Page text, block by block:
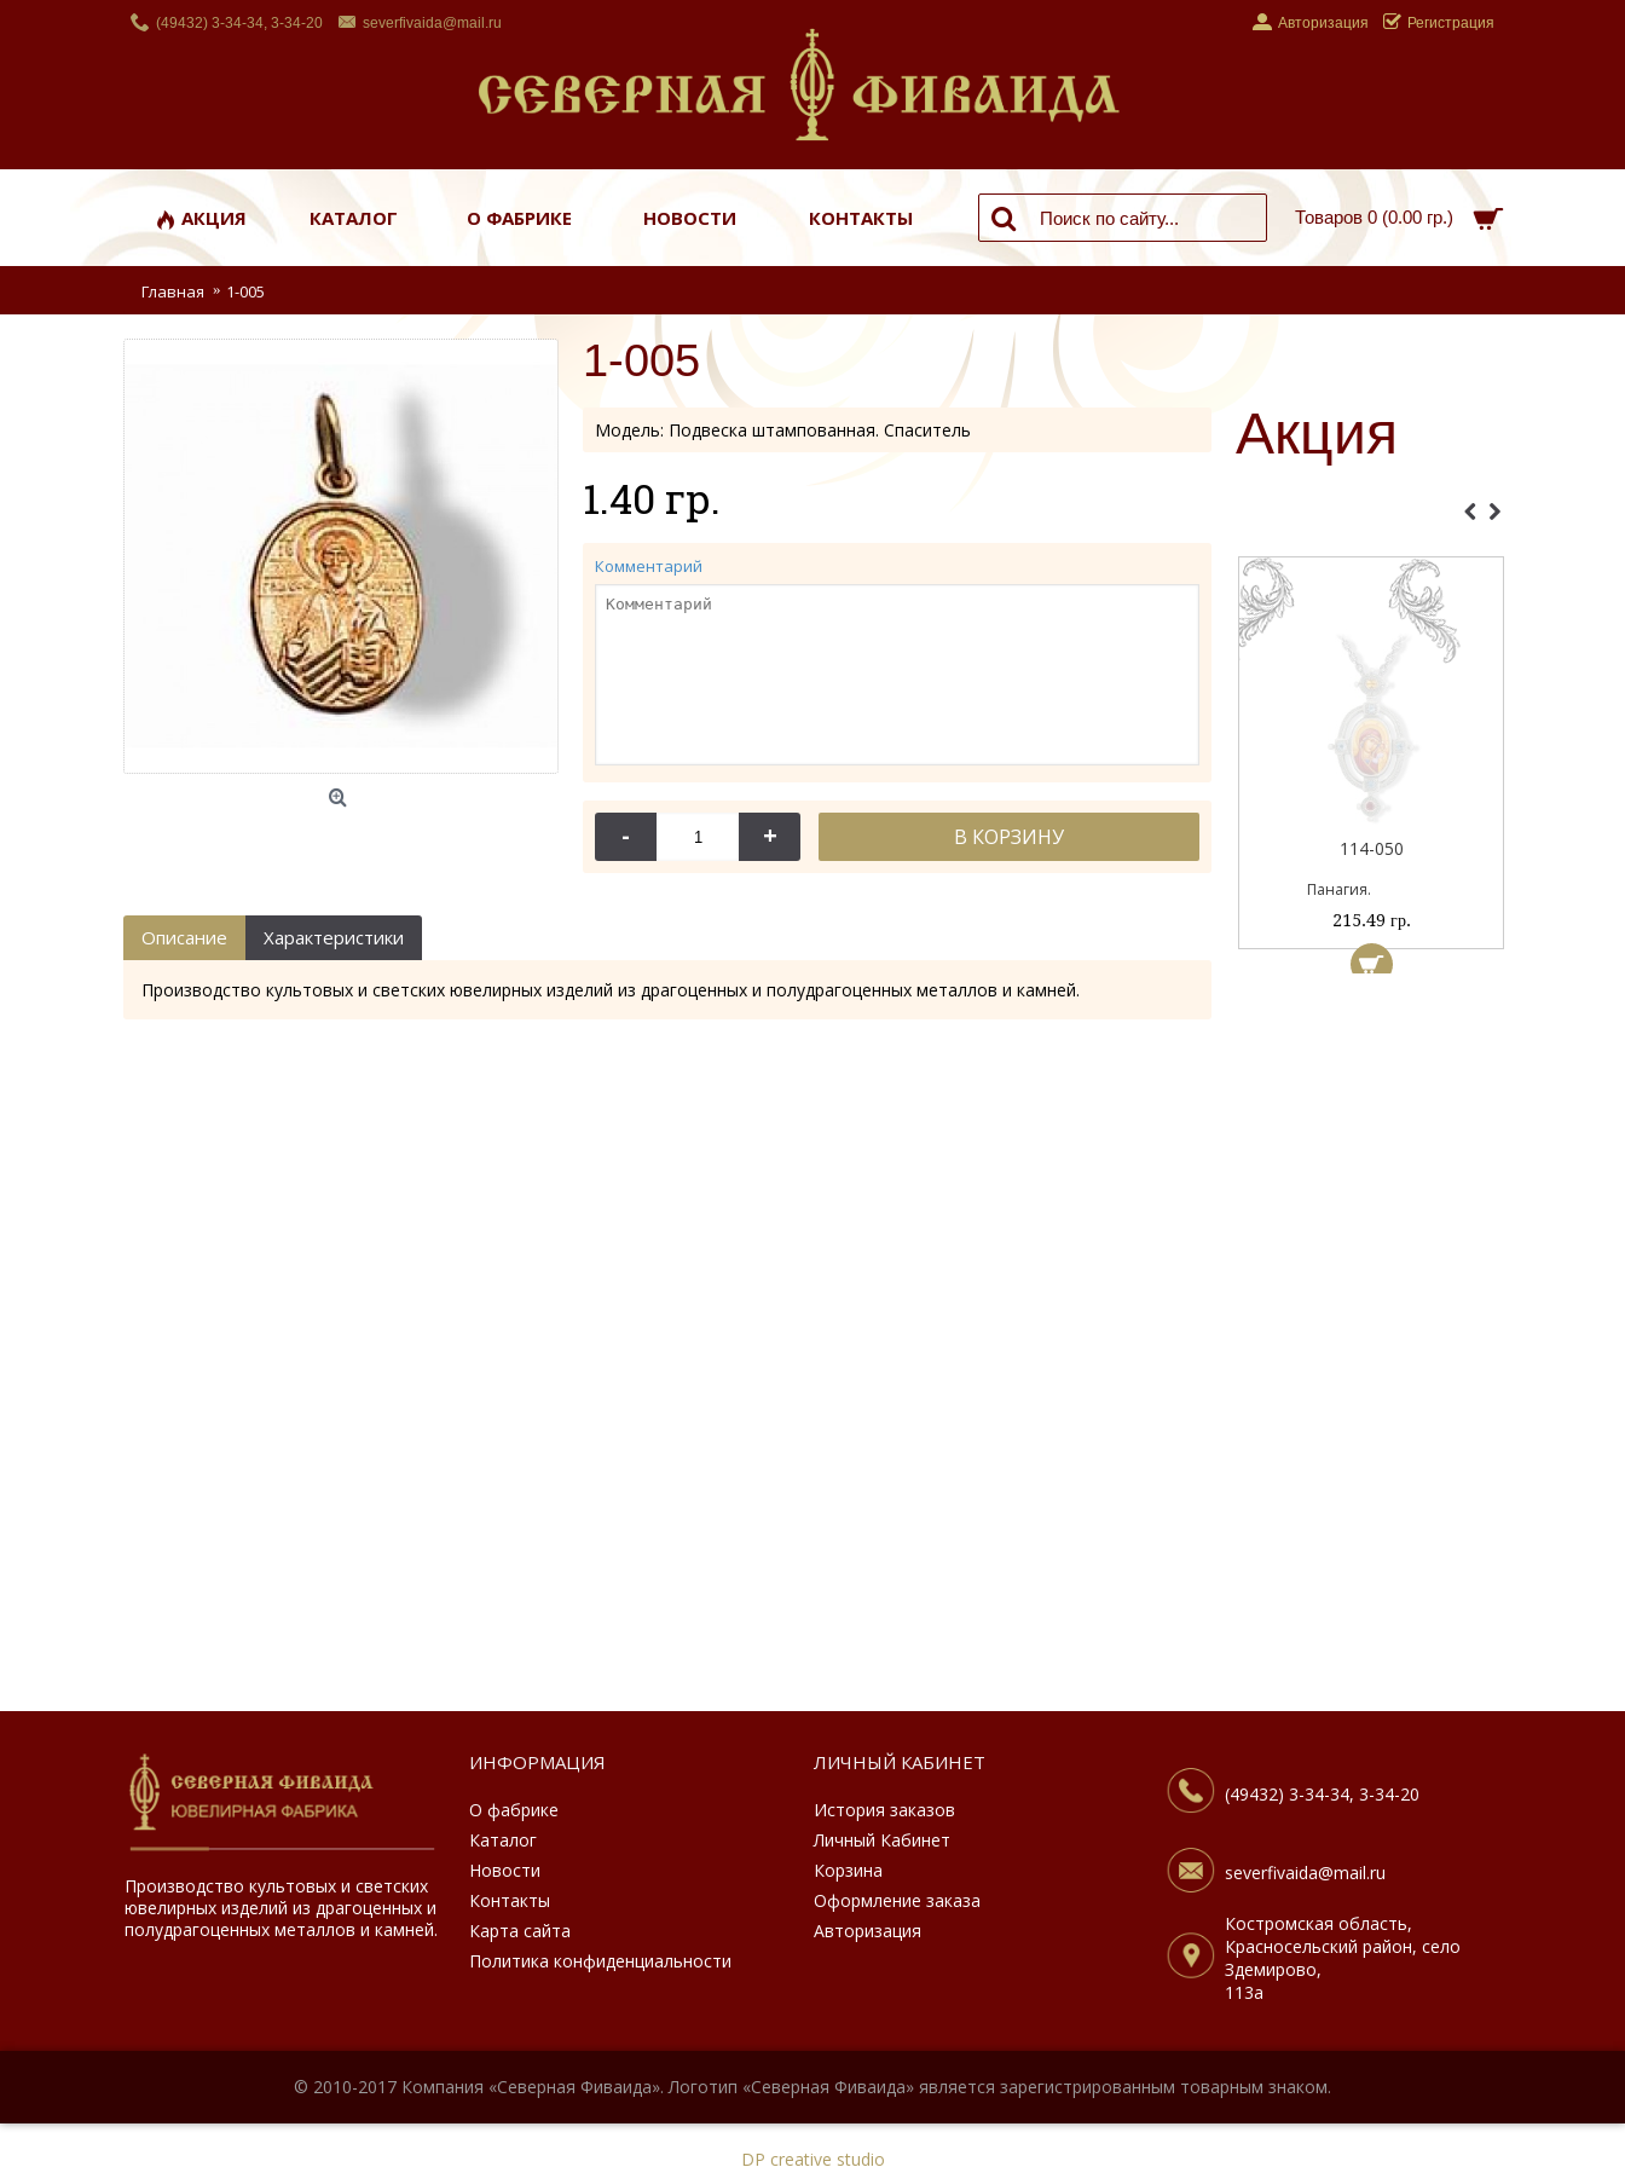
(49432) 3-34-34, 3-34-20 severfivaida@mail.ru Авторизация Регистрация
АКЦИЯ КАТАЛОГ О ФАБРИКЕ НОВОСТИ КОНТАКТЫ Товаров 0 (0.00 гр.)
Главная 1-005
Акция
114-044 114-044А 114-050
Панагия.
215.49 гр.
1-005
Модель: Подвеска штампованная. Спаситель
1.40 гр.
Комментарий
- + В КОРЗИНУ
Описание Характеристики
Производство культовых и светских ювелирных изделий из драгоценных и полудрагоценных металлов и камней.
Производство культовых и светских
ювелирных изделий из драгоценных и
полудрагоценных металлов и камней.
ИНФОРМАЦИЯ
О фабрике
Каталог
Новости
Контакты
Карта сайта
Политика конфиденциальности
ЛИЧНЫЙ КАБИНЕТ
История заказов
Личный Кабинет
Корзина
Оформление заказа
Авторизация
(49432) 3-34-34, 3-34-20
severfivaida@mail.ru
Костромская область,
Красносельский район, село
Здемирово,
113а
© 2010-2017 Компания «Северная Фиваида». Логотип «Северная Фиваида» является зарегистрированным товарным знаком.
DP creative studio